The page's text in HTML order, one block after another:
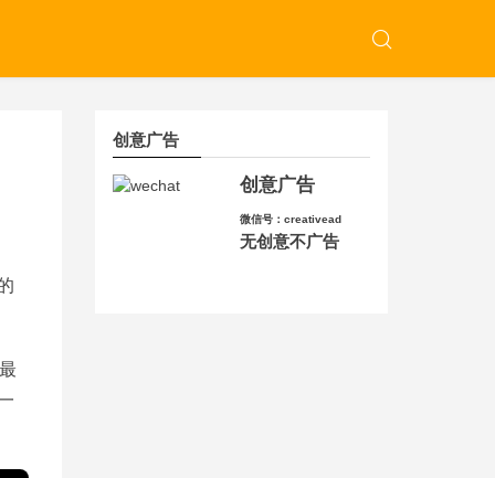
创意广告
创意广告
微信号：creativead
无创意不广告